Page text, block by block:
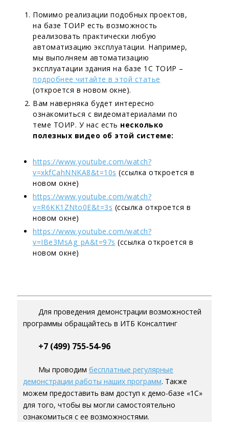
Помимо реализации подобных проектов,
на базе ТОИР есть возможность
реализовать практически любую
автоматизацию эксплуатации. Например,
мы выполняем автоматизацию
эксплуатации здания на базе 1С ТОИР –
подробнее читайте в этой статье
(откроется в новом окне).
Вам наверняка будет интересно
ознакомиться с видеоматериалами по
теме ТОИР. У нас есть несколько
полезных видео об этой системе:
https://www.youtube.com/watch?
v=xkfCahNNKA8&t=10s (ссылка откроется в
новом окне)
https://www.youtube.com/watch?
v=R6KK1ZNto0E&t=3s (ссылка откроется в
новом окне)
https://www.youtube.com/watch?
v=IBe3MsAg_pA&t=97s (ссылка откроется в
новом окне)
Для проведения демонстрации возможностей
программы обращайтесь в ИТБ Консалтинг
+7 (499) 755-54-96
Мы проводим бесплатные регулярные
демонстрации работы наших программ. Также
можем предоставить вам доступ к демо-базе «1С»
для того, чтобы вы могли самостоятельно
ознакомиться с ее возможностями.